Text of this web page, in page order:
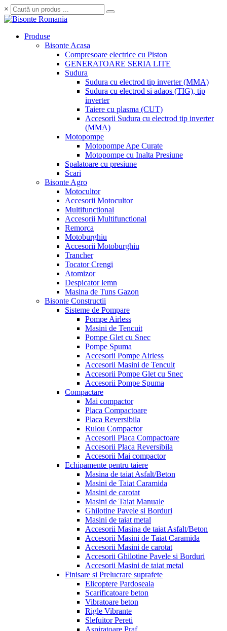
×
Produse
Bisonte Acasa
Compresoare electrice cu Piston
GENERATOARE SERIA LITE
Sudura
Sudura cu electrod tip inverter (MMA)
Sudura cu electrod si adaos (TIG), tip
inverter
Taiere cu plasma (CUT)
Accesorii Sudura cu electrod tip inverter
(MMA)
Motopompe
Motopompe Ape Curate
Motopompe cu Inalta Presiune
Spalatoare cu presiune
Scari
Bisonte Agro
Motocultor
Accesorii Motocultor
Multifunctional
Accesorii Multifunctional
Remorca
Motoburghiu
Accesorii Motoburghiu
Trancher
Tocator Crengi
Atomizor
Despicator lemn
Masina de Tuns Gazon
Bisonte Constructii
Sisteme de Pompare
Pompe Airless
Masini de Tencuit
Pompe Glet cu Snec
Pompe Spuma
Accesorii Pompe Airless
Accesorii Masini de Tencuit
Accesorii Pompe Glet cu Snec
Accesorii Pompe Spuma
Compactare
Mai compactor
Placa Compactoare
Placa Reversibila
Rulou Compactor
Accesorii Placa Compactoare
Accesorii Placa Reversibila
Accesorii Mai compactor
Echipamente pentru taiere
Masina de taiat Asfalt/Beton
Masini de Taiat Caramida
Masini de carotat
Masini de Taiat Manuale
Ghilotine Pavele si Borduri
Masini de taiat metal
Accesorii Masina de taiat Asfalt/Beton
Accesorii Masini de Taiat Caramida
Accesorii Masini de carotat
Accesorii Ghilotine Pavele si Borduri
Accesorii Masini de taiat metal
Finisare si Prelucrare suprafete
Elicoptere Pardoseala
Scarificatoare beton
Vibratoare beton
Rigle Vibrante
Slefuitor Pereti
Aspiratoare Praf